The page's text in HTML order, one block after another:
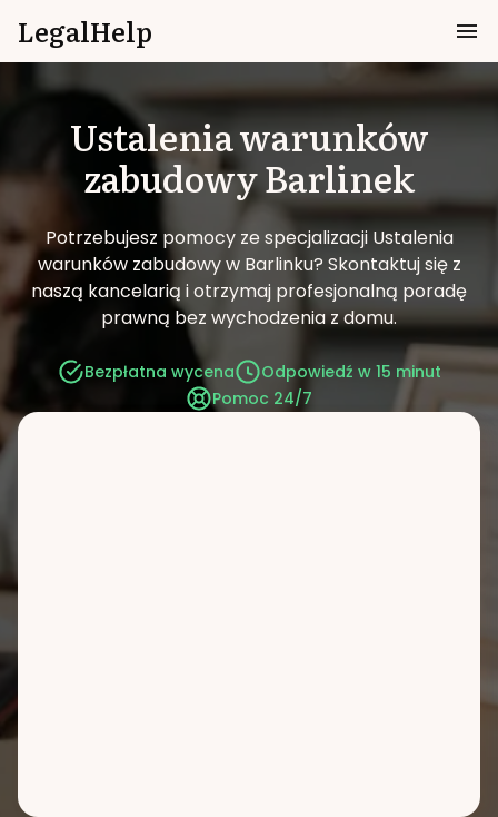
LegalHelp
Ustalenia warunków
zabudowyBarlinek
Potrzebujesz pomocy ze specjalizacji Ustalenia
warunków zabudowy w Barlinku? Skontaktuj się z
naszą kancelarią i otrzymaj profesjonalną poradę
prawną bez wychodzenia z domu.
Bezpłatna wycena
Odpowiedź w 15 minut
Pomoc 24/7